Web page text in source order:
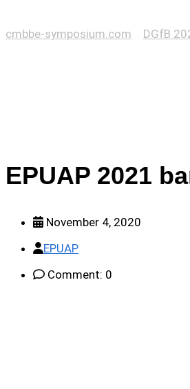
cmbbe-symposium.com DGfB
EPUAP 2021
November 4, 2020
EPUAP
Comment: 0